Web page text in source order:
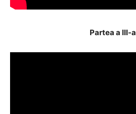
Partea a III-a